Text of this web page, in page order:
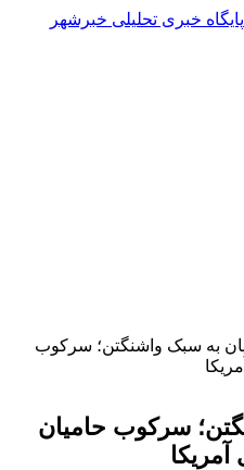
به سبک واشنگتن؛ سرکوب
سرکوب حامیان